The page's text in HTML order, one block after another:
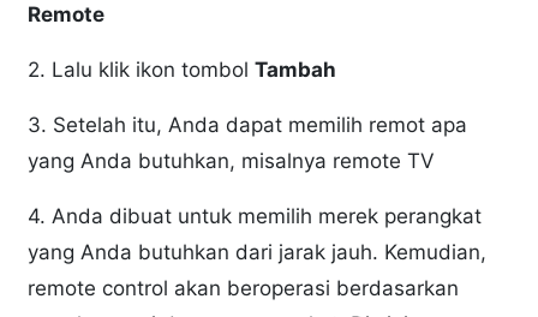
Remote
2. Lalu klik ikon tombolTambah
3. Setelah itu, Anda dapat memilih remot apa
yang Anda butuhkan, misalnya remote TV
4. Anda dibuat untuk memilih merek perangkat
yang Anda butuhkan dari jarak jauh. Kemudian,
remote control akan beroperasi berdasarkan